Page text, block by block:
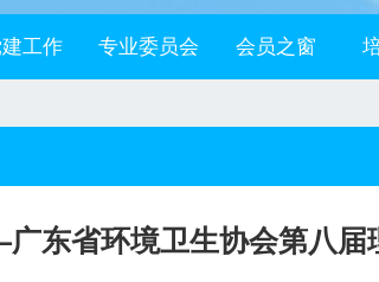
工作 专业委员会 会员之窗
东省环境卫生协会第八届